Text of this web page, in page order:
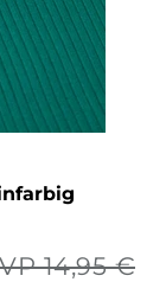
14,95 €